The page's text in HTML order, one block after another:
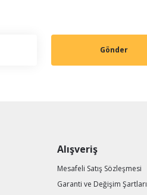
Gönder
Alışveriş
Mesafeli Satış Sözleşmesi
Garanti ve Değişim Şartları